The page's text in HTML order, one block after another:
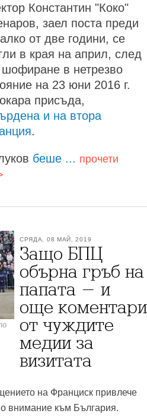
Константин "Коко"
заел поста преди
от две години, се
в края на април, след
шофиране в нетрезво
на 23 юни 2016 г.
присъда,
и на втора
.
беше ... прочети
СРЯДА, 08 МАЙ, 2019
Защо БПЦ
обърна гръб на
папата - и
още коментари
от чуждите
медии за
визитата
на Франциск привлече
внимание към България.